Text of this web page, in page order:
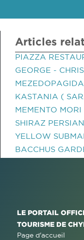
Articles
PIAZZA
GEORGE -
MEZEDOPAGIDA
KASTANIA (
MEMENTO MORI
SHIRAZ
YELLOW
BACCHUS
LE PORTAIL
TOURISME DE
Page d'accueil